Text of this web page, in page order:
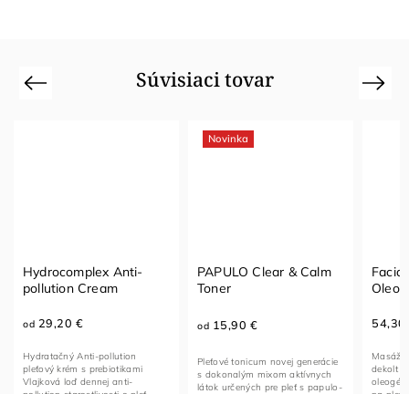
Súvisiaci tovar
Previous
PAPULO Clear & Calm
Toner
od15,90 €
Pleťové tonicum novej generácie
s dokonalým mixom aktívnych
látok určených pre pleť s papulo-
Facial SPA Massage
54,30 €
Masážny oleogél na tvár, krk a
dekolt Profesionálny masážny
oleogél má vyhladzujúci účinok
Next